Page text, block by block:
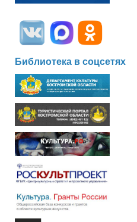
Библиотека в соцсетях